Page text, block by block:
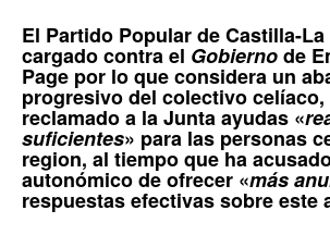
El Partido PopulardeCastilla-La
cargado contra el Gobiernode
Page por lo que considera un
progresivo del colectivo celíaco,
reclamado a la Junta ayudas «
suficientes» para las personas
region, al tiempo que ha
autonómico de ofrecer «más
respuestas efectivas sobre este